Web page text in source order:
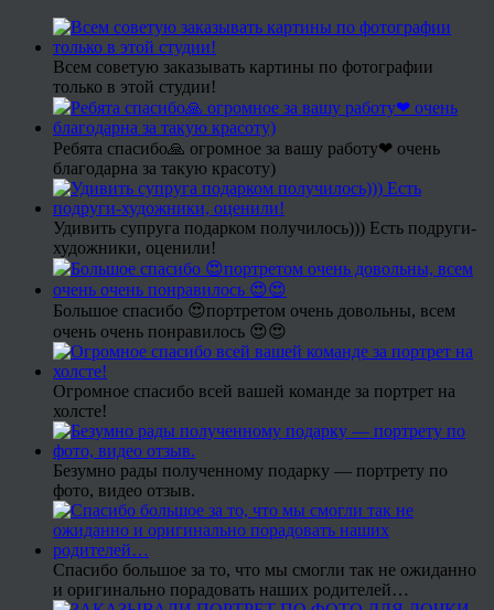
Всем советую заказывать картины по фотографии
только в этой студии!
Ребята спасибо🙏 огромное за вашу работу❤ очень
благодарна за такую красоту)
Удивить супруга подарком получилось))) Есть подруги-
художники, оценили!
Большое спасибо 😍портретом очень довольны, всем
очень очень понравилось 😍😍
Огромное спасибо всей вашей команде за портрет на
холсте!
Безумно рады полученному подарку — портрету по
фото, видео отзыв.
Спасибо большое за то, что мы смогли так не ожиданно
и оригинально порадовать наших родителей…